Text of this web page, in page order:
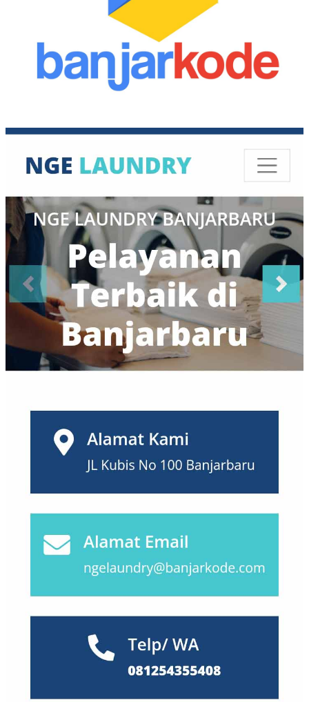
Manado(30)
Mataram(5)
Mojokerto(2)
Padang (25)
Palembang(18)
Palu(2)
Pasuruan(7)
Pekalongan(7)
Pekanbaru(13)
Probolinggo
(10)
Purwokerto (12)
Salatiga(7)
Serang(7)
Sidoarjo
(17)
Sukabumi
Tanjungpinang(1)
Tasikmalaya(3)
Tegal(2)
Tuban(1)
Yogyakarta(134)